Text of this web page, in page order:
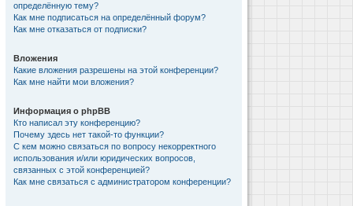
определённую тему?
Как мне подписаться на определённый форум?
Как мне отказаться от подписки?
Вложения
Какие вложения разрешены на этой конференции?
Как мне найти мои вложения?
Информация о phpBB
Кто написал эту конференцию?
Почему здесь нет такой-то функции?
С кем можно связаться по вопросу некорректного
использования и/или юридических вопросов,
связанных с этой конференцией?
Как мне связаться с администратором конференции?